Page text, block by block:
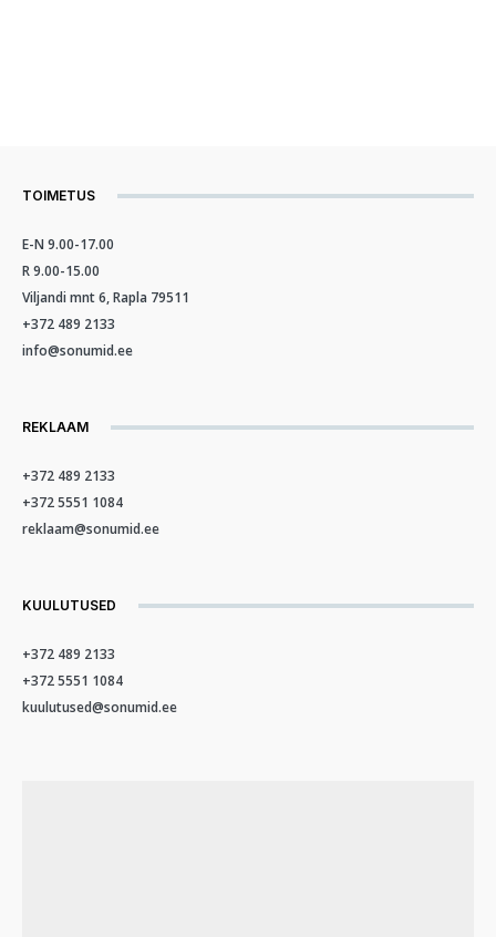
TOIMETUS
E-N 9.00-17.00
R 9.00-15.00
Viljandi mnt 6, Rapla 79511
+372 489 2133
info@sonumid.ee
REKLAAM
+372 489 2133
+372 5551 1084
reklaam@sonumid.ee
KUULUTUSED
+372 489 2133
+372 5551 1084
kuulutused@sonumid.ee